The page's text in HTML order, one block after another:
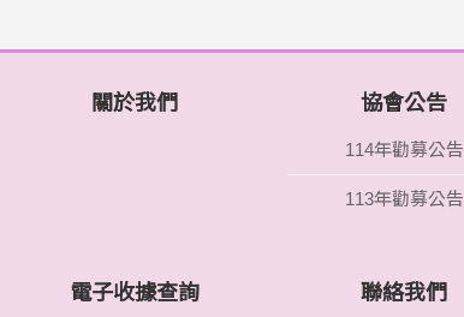
關於我們 協會公告
114年勸募公告
113年勸募公告
電子收據查詢 聯絡我們